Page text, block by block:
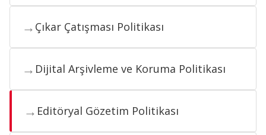
→ Çıkar Çatışması Politikası
→ Dijital Arşivleme ve Koruma Politikası
→ Editöryal Gözetim Politikası